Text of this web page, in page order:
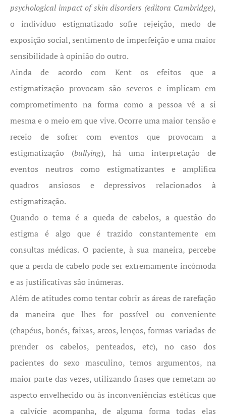
psychological impact of skin disorders (editora Cambridge),
o indivíduo estigmatizado sofre rejeição, medo de
exposição social, sentimento de imperfeição e uma maior
sensibilidade à opinião do outro.
Ainda de acordo com Kent os efeitos que a
estigmatização provocam são severos e implicam em
comprometimento na forma como a pessoa vê a si
mesma e o meio em que vive. Ocorre uma maior tensão e
receio de sofrer com eventos que provocam a
estigmatização (bullying), há uma interpretação de
eventos neutros como estigmatizantes e amplifica
quadros ansiosos e depressivos relacionados à
estigmatização.
Quando o tema é a queda de cabelos, a questão do
estigma é algo que é trazido constantemente em
consultas médicas. O paciente, à sua maneira, percebe
que a perda de cabelo pode ser extremamente incômoda
e as justificativas são inúmeras.
Além de atitudes como tentar cobrir as áreas de rarefação
da maneira que lhes for possível ou conveniente
(chapéus, bonés, faixas, arcos, lenços, formas variadas de
prender os cabelos, penteados, etc), no caso dos
pacientes do sexo masculino, temos argumentos, na
maior parte das vezes, utilizando frases que remetam ao
aspecto envelhecido ou às inconveniências estéticas que
a calvície acompanha, de alguma forma todas elas